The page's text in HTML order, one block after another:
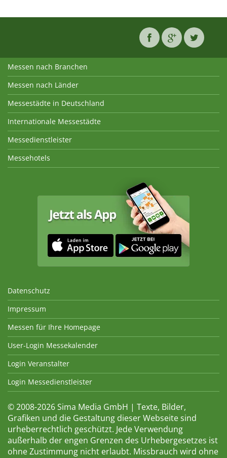
Messen nach Branchen
Messen nach Länder
Messestädte in Deutschland
Internationale Messestädte
Messedienstleister
Messehotels
Datenschutz
Impressum
Messen für Ihre Homepage
User-Login Messekalender
Login Veranstalter
Login Messedienstleister
© 2008-2026 Sima Media GmbH | Texte, Bilder,
Grafiken und die Gestaltung dieser Webseite sind
urheberrechtlich geschützt. Jede Verwendung
außerhalb der engen Grenzen des Urhebergesetzes ist
ohne Zustimmung nicht erlaubt. Missbrauch wird ohne